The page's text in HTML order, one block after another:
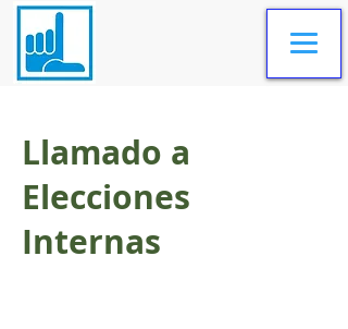
Llamado a
Elecciones
Internas